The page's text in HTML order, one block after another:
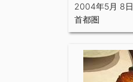
2004年5月 8日
首都圏